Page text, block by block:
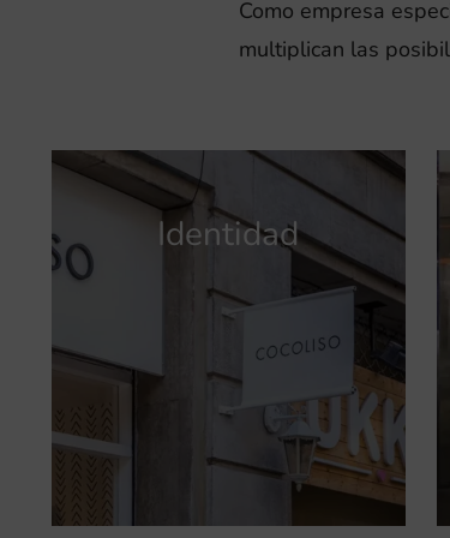
Como empresa
multiplican las
Identidad